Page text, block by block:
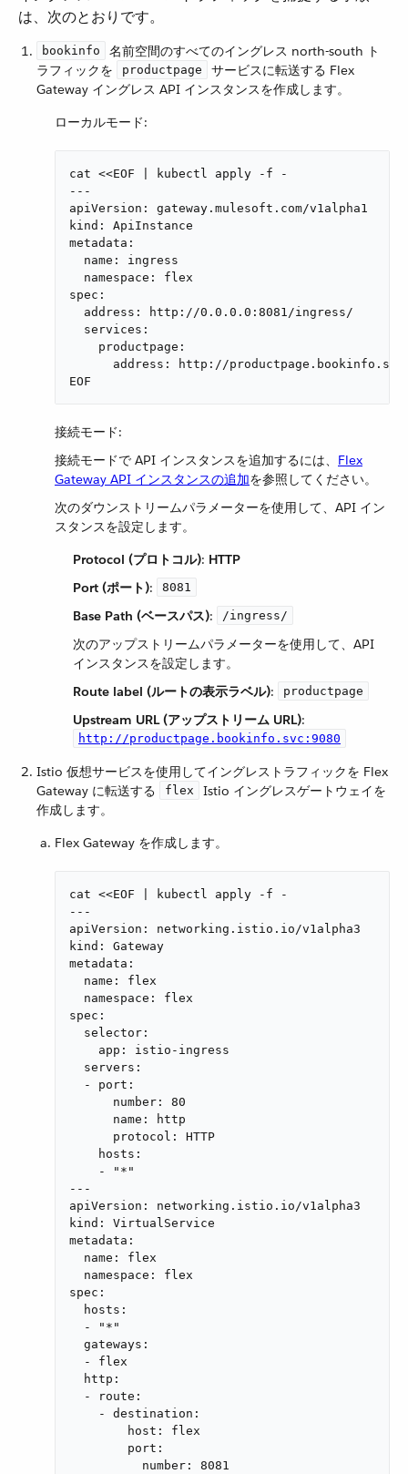
は、次のとおりです。
bookinfo
​ 名前空間のすべてのイングレス north-south ト
ラフィックを ​
productpage
​ サービスに転送する Flex
Gateway イングレス API インスタンスを作成します。
ローカルモード:
cat <<EOF | kubectl apply -f -
---
apiVersion: gateway.mulesoft.com/v1alpha1
kind: ApiInstance
metadata:
  name: ingress
  namespace: flex
spec:
  address: http://0.0.0.0:8081/ingress/
  services:
    productpage:
address: http://
EOF
接続モード:
接続モードで API インスタンスを追加するには、 Flex
Gateway API インスタンスの追加を参照してください。
次のダウンストリームパラメーターを使用して、API イン
スタンスを設定します。
Protocol (プロトコル)​: HTTP
Port (ポート)​: 8081
Base Path (ベースパス)​: /ingress/
次のアップストリームパラメーターを使用して、API
インスタンスを設定します。
Route label (ルートの表示ラベル)​: productpage
Upstream URL (アップストリーム URL)​:
http://productpage.bookinfo.svc:9080
Istio 仮想サービスを使用してイングレストラフィックを Flex
Gateway に転送する ​
flex
​ Istio イングレスゲートウェイを
作成します。
Flex Gateway を作成します。
cat <<EOF | kubectl apply -f -
---
apiVersion: networking.istio.io/v1alpha3
kind: Gateway
metadata:
  name: flex
  namespace: flex
spec:
  selector:
    app: istio-ingress
  servers:
  - port:
      number: 80
      name: http
      protocol: HTTP
    hosts:
    - "*"
---
apiVersion: networking.istio.io/v1alpha3
kind: VirtualService
metadata:
  name: flex
  namespace: flex
spec:
  hosts:
  - "*"
  gateways:
  - flex
  http:
  - route:
    - destination:
        host: flex
        port:
          number: 8081